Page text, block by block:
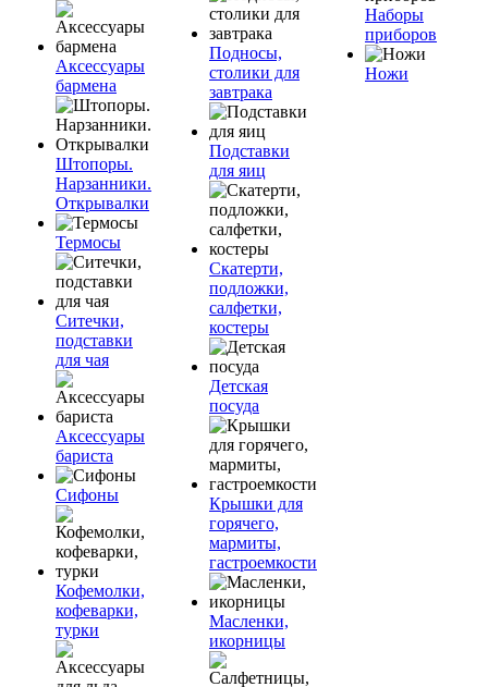
Аксессуары
бармена
Штопоры.
Нарзанники.
Открывалки
Термосы
Ситечки,
подставки
для чая
Аксессуары
бариста
Сифоны
Кофемолки,
кофеварки,
турки
Подносы,
столики для
завтрака
Подставки
для яиц
Скатерти,
подложки,
салфетки,
костеры
Детская
посуда
Крышки для
горячего,
мармиты,
гастроемкости
Масленки,
икорницы
Наборы
приборов
Ножи